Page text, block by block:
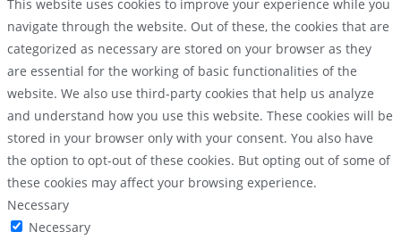
This website uses cookies to improve your experience while you
navigate through the website. Out of these, the cookies that are
categorized as necessary are stored on your browser as they
are essential for the working of basic functionalities of the
website. We also use third-party cookies that help us analyze
and understand how you use this website. These cookies will be
stored in your browser only with your consent. You also have
the option to opt-out of these cookies. But opting out of some of
these cookies may affect your browsing experience.
Necessary
Necessary